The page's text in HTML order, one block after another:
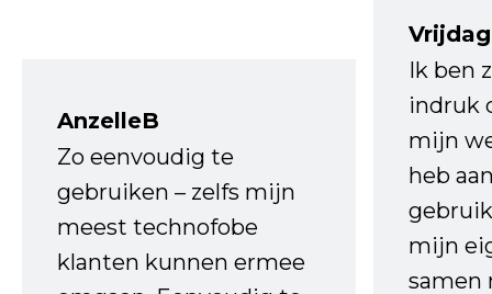
AnzelleB
Zo eenvoudig te
gebruiken – zelfs mijn
meest technofobe
klanten kunnen ermee
Ik ben
indruk
mijn
heb
mijn
samen